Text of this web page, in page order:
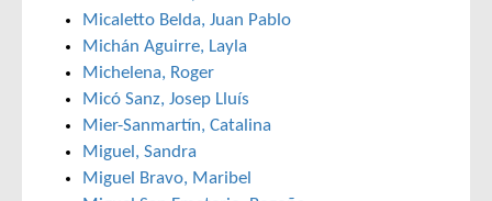
Micaletto Belda, Juan Pablo
Michán Aguirre, Layla
Michelena, Roger
Micó Sanz, Josep Lluís
Mier-Sanmartín, Catalina
Miguel, Sandra
Miguel Bravo, Maribel